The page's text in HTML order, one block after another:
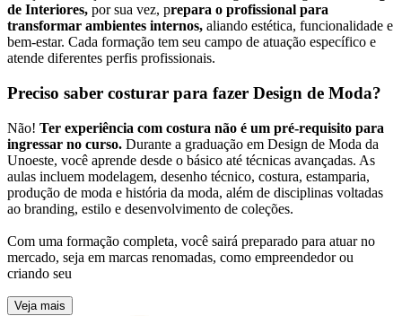
de Interiores, por sua vez, prepara o profissional para
transformar ambientes internos, aliando estética, funcionalidade e
bem-estar. Cada formação tem seu campo de atuação específico e
atende diferentes perfis profissionais.
Preciso saber costurar para fazer Design de Moda?
Não! Ter experiência com costura não é um pré-requisito para
ingressar no curso. Durante a graduação em Design de Moda da
Unoeste, você aprende desde o básico até técnicas avançadas. As
aulas incluem modelagem, desenho técnico, costura, estamparia,
produção de moda e história da moda, além de disciplinas voltadas
ao branding, estilo e desenvolvimento de coleções.
Com uma formação completa, você sairá preparado para atuar no
mercado, seja em marcas renomadas, como empreendedor ou
criando seu
Veja mais